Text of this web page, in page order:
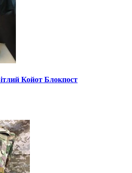
Койот Блокпост